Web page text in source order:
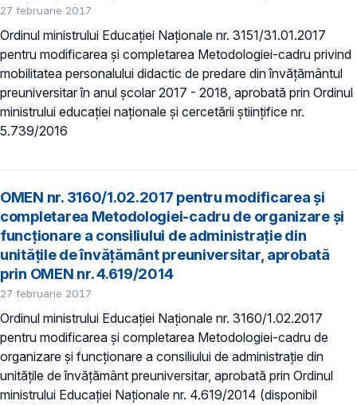
27 februarie 2017
Ordinul ministrului Educației Naționale nr. 3151/31.01.2017
pentru modificarea şi completarea Metodologiei-cadru privind
mobilitatea personalului didactic de predare din învăţământul
preuniversitar în anul şcolar 2017 - 2018, aprobată prin Ordinul
ministrului educaţiei naţionale şi cercetării ştiinţifice nr.
5.739/2016
OMEN nr. 3160/1.02.2017 pentru modificarea şi
completarea Metodologiei-cadru de organizare şi
funcţionare a consiliului de administraţie din
unităţile de învăţământ preuniversitar, aprobată
prin OMEN nr. 4.619/2014
27 februarie 2017
Ordinul ministrului Educaţiei Naţionale nr. 3160/1.02.2017
pentru modificarea şi completarea Metodologiei-cadru de
organizare şi funcţionare a consiliului de administraţie din
unităţile de învăţământ preuniversitar, aprobată prin Ordinul
ministrului Educaţiei Naţionale nr. 4.619/2014 (disponibil